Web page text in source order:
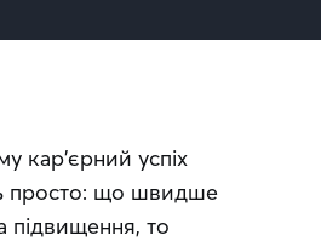
кар'єрний успіх
просто: що швидше
підвищення, то